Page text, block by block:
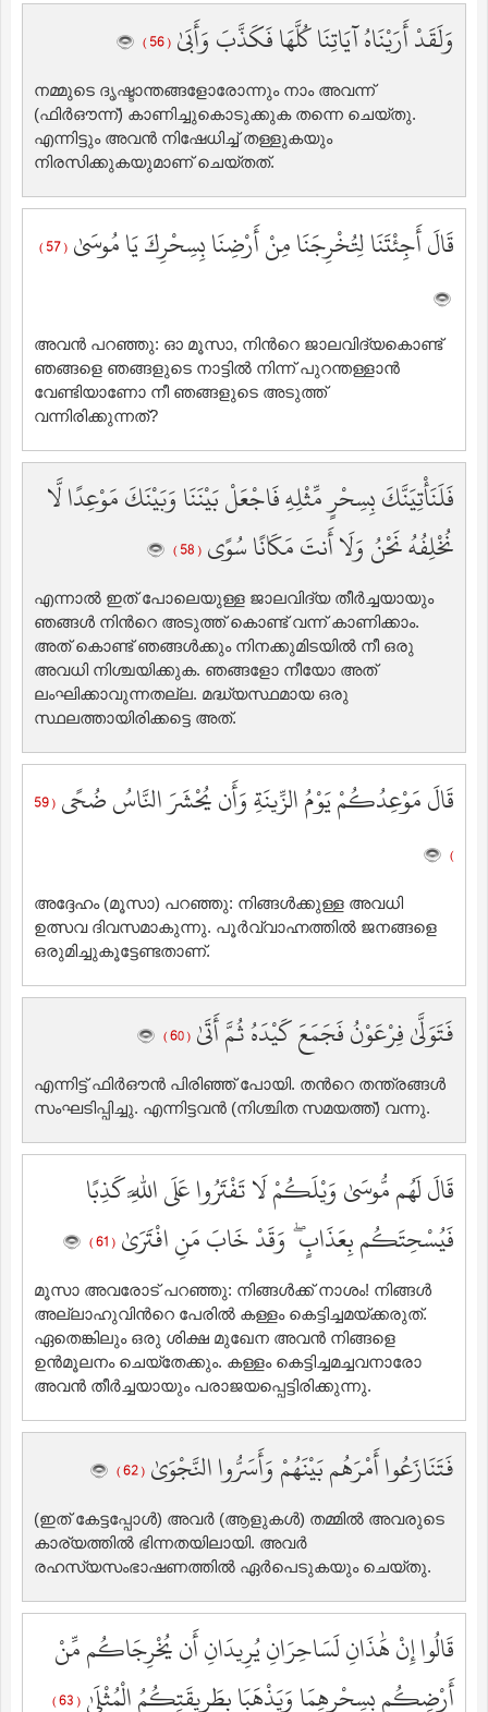
وَلَقَدْ أَرَيْنَاهُ آيَاتِنَا كُلَّهَا فَكَذَّبَ وَأَبَىٰ ( 56 )
നമ്മുടെ ദൃഷ്ടാന്തങ്ങളോരോന്നും നാം അവന്ന്
(ഫിര്‍ഔന്ന്‌) കാണിച്ചുകൊടുക്കുക തന്നെ ചെയ്തു.
എന്നിട്ടും അവന്‍ നിഷേധിച്ച് തള്ളുകയും
നിരസിക്കുകയുമാണ് ചെയ്തത്‌.
قَالَ أَجِئْتَنَا لِتُخْرِجَنَا مِنْ أَرْضِنَا بِسِحْرِكَ يَا مُوسَىٰ ( 57 )
അവന്‍ പറഞ്ഞു: ഓ മൂസാ, നിന്‍റെ ജാലവിദ്യകൊണ്ട്
ഞങ്ങളെ ഞങ്ങളുടെ നാട്ടില്‍ നിന്ന് പുറന്തള്ളാന്‍
വേണ്ടിയാണോ നീ ഞങ്ങളുടെ അടുത്ത്
വന്നിരിക്കുന്നത്‌?
فَلَنَأْتِيَنَّكَ بِسِحْرٍ مِّثْلِهِ فَاجْعَلْ بَيْنَنَا وَبَيْنَكَ مَوْعِدًا لَّا
نُخْلِفُهُ نَحْنُ وَلَا أَنتَ مَكَانًا سُوًى ( 58 )
എന്നാല്‍ ഇത് പോലെയുള്ള ജാലവിദ്യ തീര്‍ച്ചയായും
ഞങ്ങള്‍ നിന്‍റെ അടുത്ത് കൊണ്ട് വന്ന് കാണിക്കാം.
അത് കൊണ്ട് ഞങ്ങള്‍ക്കും നിനക്കുമിടയില്‍ നീ ഒരു
അവധി നിശ്ചയിക്കുക. ഞങ്ങളോ നീയോ അത്
ലംഘിക്കാവുന്നതല്ല. മദ്ധ്യസ്ഥമായ ഒരു
സ്ഥലത്തായിരിക്കട്ടെ അത്‌.
قَالَ مَوْعِدُكُمْ يَوْمُ الزِّينَةِ وَأَن يُحْشَرَ النَّاسُ ضُحًى ( 59
)
അദ്ദേഹം (മൂസാ) പറഞ്ഞു: നിങ്ങള്‍ക്കുള്ള അവധി
ഉത്സവ ദിവസമാകുന്നു. പൂര്‍വ്വാഹ്നത്തില്‍ ജനങ്ങളെ
ഒരുമിച്ചുകൂട്ടേണ്ടതാണ്‌.
فَتَوَلَّىٰ فِرْعَوْنُ فَجَمَعَ كَيْدَهُ ثُمَّ أَتَىٰ ( 60 )
എന്നിട്ട് ഫിര്‍ഔന്‍ പിരിഞ്ഞ് പോയി. തന്‍റെ തന്ത്രങ്ങള്‍
സംഘടിപ്പിച്ചു. എന്നിട്ടവന്‍ (നിശ്ചിത സമയത്ത്‌) വന്നു.
قَالَ لَهُم مُّوسَىٰ وَيْلَكُمْ لَا تَفْتَرُوا عَلَى اللَّهِ كَذِبًا
فَيُسْحِتَكُم بِعَذَابٍ ۖ وَقَدْ خَابَ مَنِ افْتَرَىٰ ( 61 )
മൂസാ അവരോട് പറഞ്ഞു: നിങ്ങള്‍ക്ക് നാശം! നിങ്ങള്‍
അല്ലാഹുവിന്‍റെ പേരില്‍ കള്ളം കെട്ടിച്ചമയ്ക്കരുത്‌.
ഏതെങ്കിലും ഒരു ശിക്ഷ മുഖേന അവന്‍ നിങ്ങളെ
ഉന്‍മൂലനം ചെയ്തേക്കും. കള്ളം കെട്ടിച്ചമച്ചവനാരോ
അവന്‍ തീര്‍ച്ചയായും പരാജയപ്പെട്ടിരിക്കുന്നു.
فَتَنَازَعُوا أَمْرَهُم بَيْنَهُمْ وَأَسَرُّوا النَّجْوَىٰ ( 62 )
(ഇത് കേട്ടപ്പോള്‍) അവര്‍ (ആളുകള്‍) തമ്മില്‍ അവരുടെ
കാര്യത്തില്‍ ഭിന്നതയിലായി. അവര്‍
രഹസ്യസംഭാഷണത്തില്‍ ഏര്‍പെടുകയും ചെയ്തു.
قَالُوا إِنْ هَٰذَانِ لَسَاحِرَانِ يُرِيدَانِ أَن يُخْرِجَاكُم مِّنْ
أَرْضِكُم بِسِحْرِهِمَا وَيَذْهَبَا بِطَرِيقَتِكُمُ الْمُثْلَىٰ ( 63 )